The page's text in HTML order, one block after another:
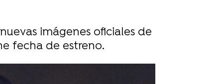
imágenes oficiales de
fecha de estreno.